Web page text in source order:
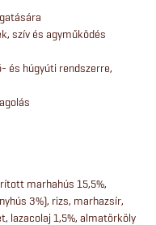
szív és agyműködés
és húgyúti rendszerre,
marhahús 15,5%,
3%), rizs, marhazsír,
lazacolaj 1,5%, almatörköly